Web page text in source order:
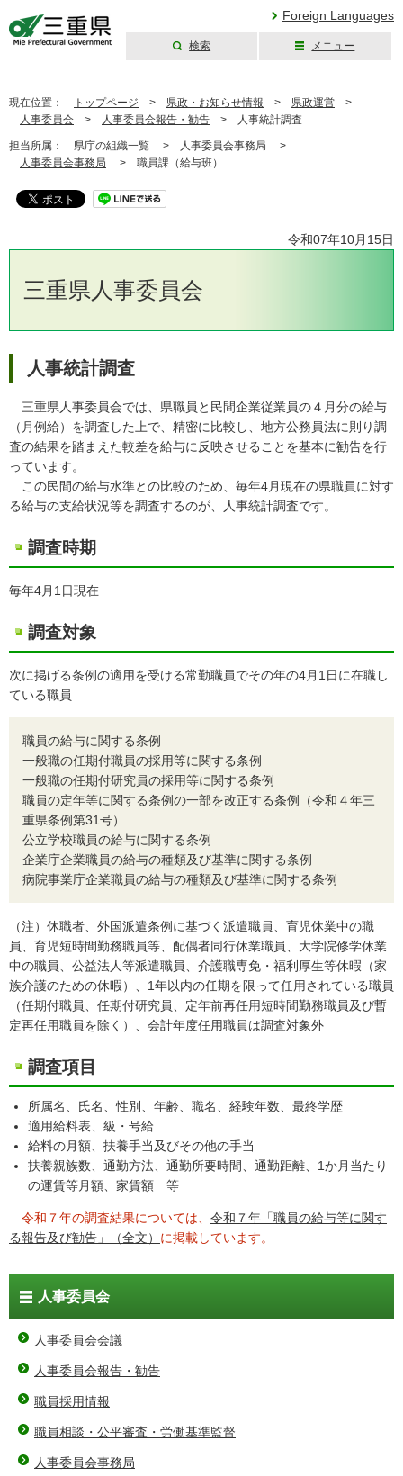
Foreign Languages
検索 メニュー
現在位置： トップページ > 県政・お知らせ情報 > 県政運営 >
人事委員会 > 人事委員会報告・勧告 > 人事統計調査
担当所属： 県庁の組織一覧 > 人事委員会事務局 >
人事委員会事務局 > 職員課（給与班）
令和07年10月15日
三重県人事委員会
人事統計調査
三重県人事委員会では、県職員と民間企業従業員の４月分の給与
（月例給）を調査した上で、精密に比較し、地方公務員法に則り調
査の結果を踏まえた較差を給与に反映させることを基本に勧告を行
っています。
この民間の給与水準との比較のため、毎年4月現在の県職員に対す
る給与の支給状況等を調査するのが、人事統計調査です。
調査時期
毎年4月1日現在
調査対象
次に掲げる条例の適用を受ける常勤職員でその年の4月1日に在職し
ている職員
職員の給与に関する条例
一般職の任期付職員の採用等に関する条例
一般職の任期付研究員の採用等に関する条例
職員の定年等に関する条例の一部を改正する条例（令和４年三
重県条例第31号）
公立学校職員の給与に関する条例
企業庁企業職員の給与の種類及び基準に関する条例
病院事業庁企業職員の給与の種類及び基準に関する条例
（注）休職者、外国派遣条例に基づく派遣職員、育児休業中の職
員、育児短時間勤務職員等、配偶者同行休業職員、大学院修学休業
中の職員、公益法人等派遣職員、介護職専免・福利厚生等休暇（家
族介護のための休暇）、1年以内の任期を限って任用されている職員
（任期付職員、任期付研究員、定年前再任用短時間勤務職員及び暫
定再任用職員を除く）、会計年度任用職員は調査対象外
調査項目
所属名、氏名、性別、年齢、職名、経験年数、最終学歴
適用給料表、級・号給
給料の月額、扶養手当及びその他の手当
扶養親族数、通勤方法、通勤所要時間、通勤距離、1か月当たり
の運賃等月額、家賃額 等
令和７年の調査結果については、 令和７年「職員の給与等に関す
る報告及び勧告」（全文） に掲載しています。
人事委員会
人事委員会会議
人事委員会報告・勧告
職員採用情報
職員相談・公平審査・労働基準監督
人事委員会事務局